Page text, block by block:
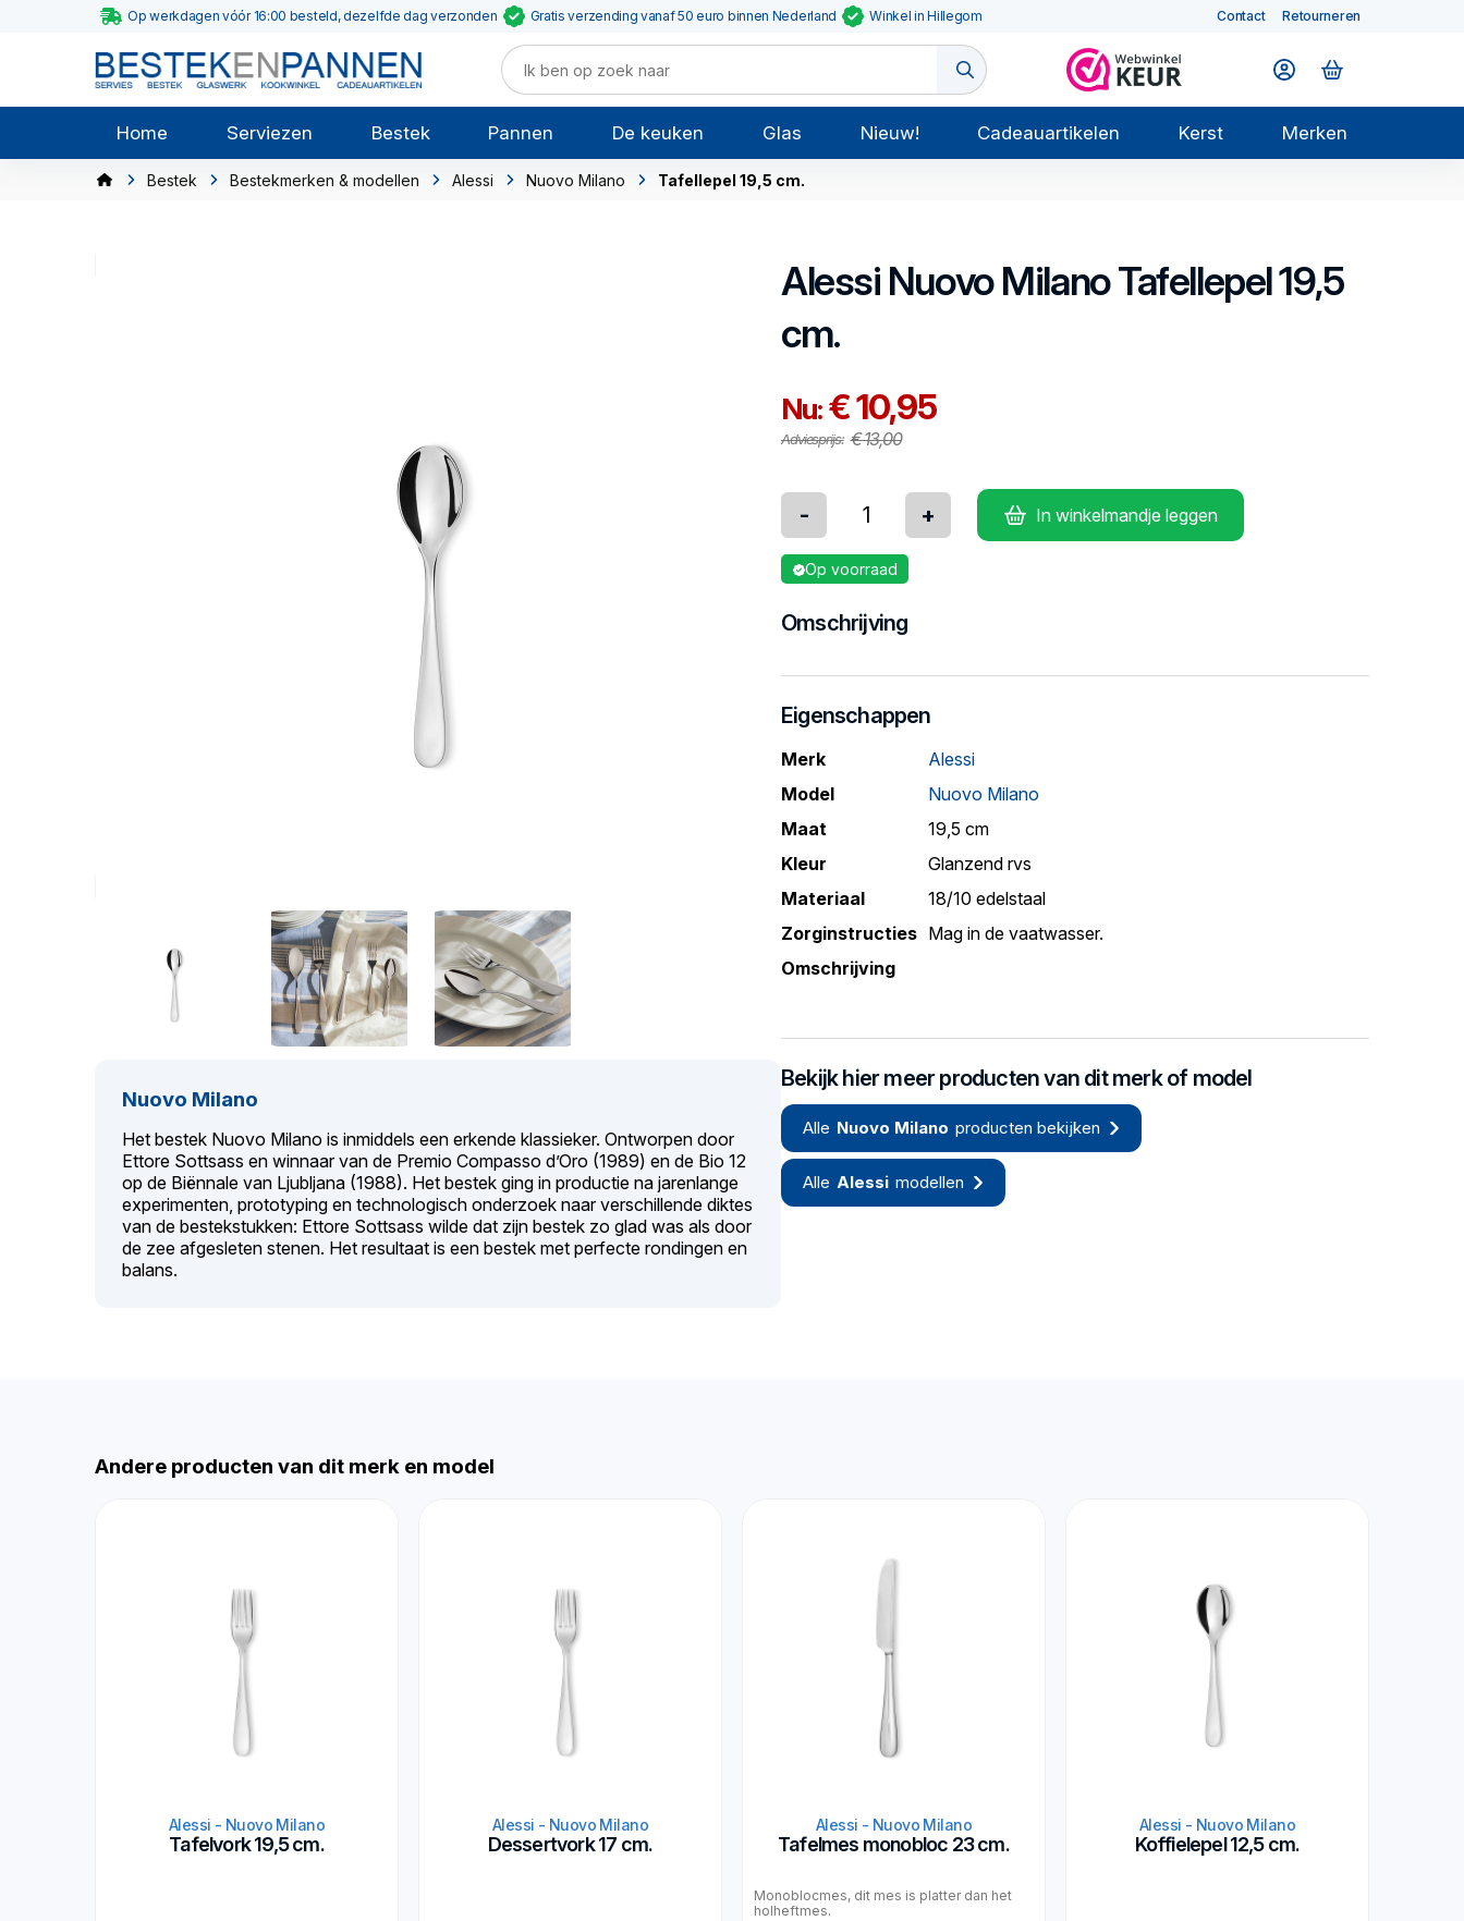
Op werkdagen vóór 16:00 besteld, dezelfde dag verzonden Gratis verzending vanaf 50 euro binnen Nederland Winkel in Hillegom Contact Retourneren
Home Serviezen Bestek Pannen De keuken Glas Nieuw! Cadeauartikelen Kerst Merken
Bestek Bestekmerken & modellen Alessi Nuovo Milano Tafellepel 19,5 cm.
Nuovo Milano
Het bestek Nuovo Milano is inmiddels een erkende klassieker. Ontworpen door
Ettore Sottsass en winnaar van de Premio Compasso d’Oro (1989) en de Bio 12
op de Biënnale van Ljubljana (1988). Het bestek ging in productie na jarenlange
experimenten, prototyping en technologisch onderzoek naar verschillende diktes
van de bestekstukken: Ettore Sottsass wilde dat zijn bestek zo glad was als door
de zee afgesleten stenen. Het resultaat is een bestek met perfecte rondingen en
balans.
Alessi Nuovo MilanoTafellepel 19,5
cm.
Nu:€ 10,95
Adviesprijs: € 13,00
- + In winkelmandje leggen
Op voorraad
Omschrijving
Eigenschappen
Merk
Alessi
Model
Nuovo Milano
Maat
19,5 cm
Kleur
Glanzend rvs
Materiaal
18/10 edelstaal
Zorginstructies Mag in de vaatwasser.
Omschrijving
Bekijk hier meer producten van dit merk of model
Alle Nuovo Milano producten bekijken
Alle Alessi modellen
Andere producten van dit merk en model
Alessi - Nuovo Milano
Tafelvork 19,5 cm.
Alessi - Nuovo Milano
Dessertvork 17 cm.
Alessi - Nuovo Milano
Tafelmes monobloc 23 cm.
Monoblocmes, dit mes is platter dan het
holheftmes.
Alessi - Nuovo Milano
Koffielepel 12,5 cm.